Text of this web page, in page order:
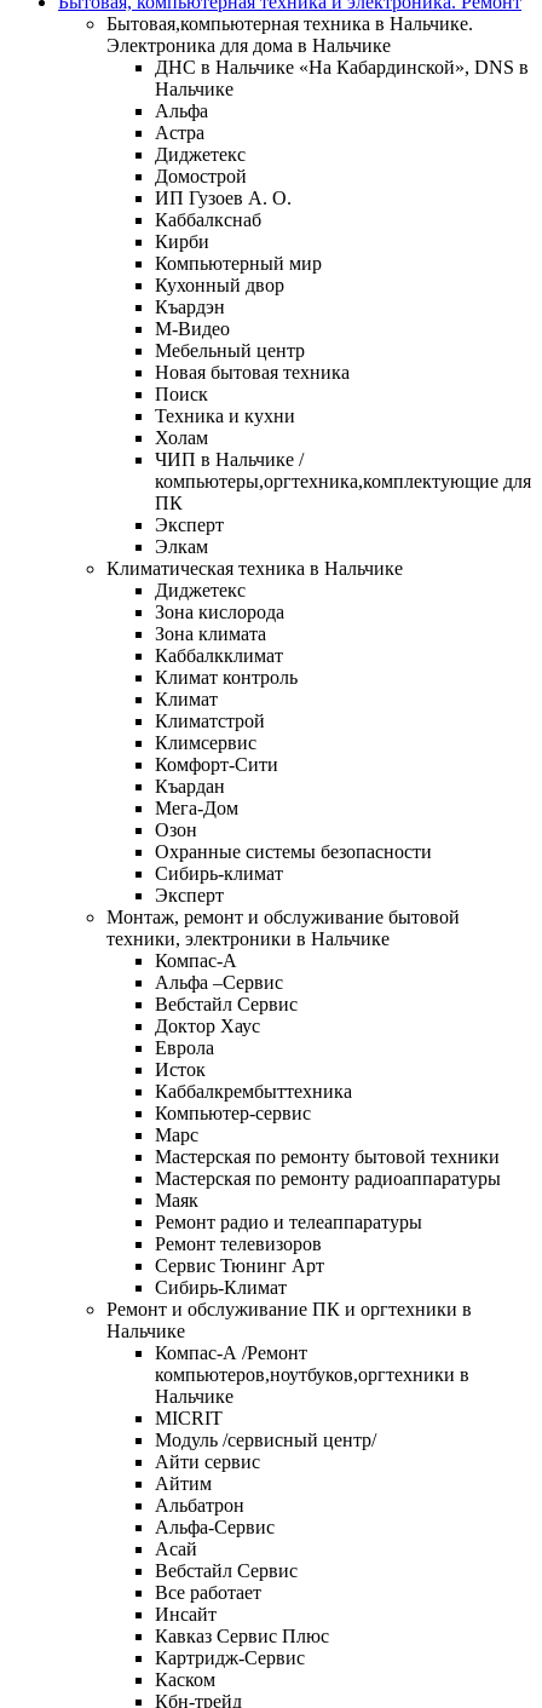
Бытовая,компьютерная техника в Нальчике.
Электроника для дома в Нальчике
ДНС в Нальчике «На Кабардинской», DNS в
Нальчике
Альфа
Астра
Диджетекс
Домострой
ИП Гузоев А. О.
Каббалкснаб
Кирби
Компьютерный мир
Кухонный двор
Къардэн
М-Видео
Мебельный центр
Новая бытовая техника
Поиск
Техника и кухни
Холам
ЧИП в Нальчике /
компьютеры,оргтехника,комплектующие для
ПК
Эксперт
Элкам
Климатическая техника в Нальчике
Диджетекс
Зона кислорода
Зона климата
Каббалкклимат
Климат контроль
Климат
Климатстрой
Климсервис
Комфорт-Сити
Къардан
Мега-Дом
Озон
Охранные системы безопасности
Сибирь-климат
Эксперт
Монтаж, ремонт и обслуживание бытовой
техники, электроники в Нальчике
Компас-А
Альфа –Сервис
Вебстайл Сервис
Доктор Хаус
Еврола
Исток
Каббалкрембыттехника
Компьютер-сервис
Марс
Мастерская по ремонту бытовой техники
Мастерская по ремонту радиоаппаратуры
Маяк
Ремонт радио и телеаппаратуры
Ремонт телевизоров
Сервис Тюнинг Арт
Сибирь-Климат
Ремонт и обслуживание ПК и оргтехники в
Нальчике
Компас-А /Ремонт
компьютеров,ноутбуков,оргтехники в
Нальчике
MICRIT
Модуль /сервисный центр/
Айти сервис
Айтим
Альбатрон
Альфа-Сервис
Асай
Вебстайл Сервис
Все работает
Инсайт
Кавказ Сервис Плюс
Картридж-Сервис
Каском
Кбн-трейд